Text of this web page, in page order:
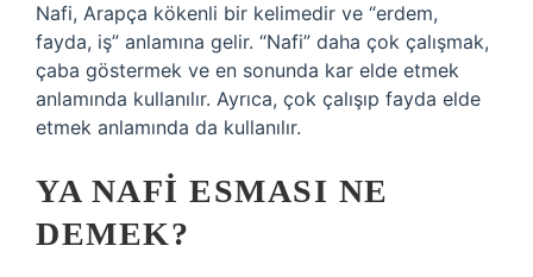
Nafi, Arapça kökenli bir kelimedir ve “erdem,
fayda, iş” anlamına gelir. “Nafi” daha çok çalışmak,
çaba göstermek ve en sonunda kar elde etmek
anlamında kullanılır. Ayrıca, çok çalışıp fayda elde
etmek anlamında da kullanılır.
YA NAFI ESMASI NE
DEMEK?